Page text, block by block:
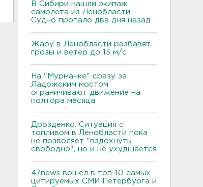
В Сибири нашли экипаж
самолета из Ленобласти.
Судно пропало два дня назад
Жару в Ленобласти разбавят
грозы и ветер до 15 м/с
На "Мурманке" сразу за
Ладожским мостом
ограничивают движение на
полтора месяца
Дрозденко: Ситуация с
топливом в Ленобласти пока
не позволяет "вздохнуть
свободно", но и не ухудшается
47news вошел в топ-10 самых
цитируемых СМИ Петербурга и